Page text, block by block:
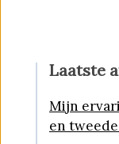
Laatste
Mijn
en